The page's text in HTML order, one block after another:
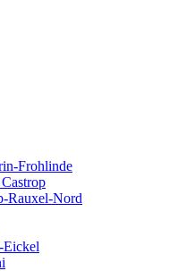
Frohlinde
Rauxel-Nord
Eickel